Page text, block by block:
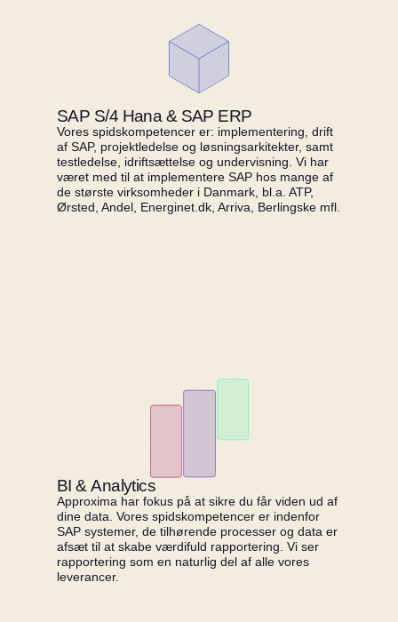
SAP S/4 Hana & SAP ERP
Vores spidskompetencer er: implementering, drift
af SAP, projektledelse og løsningsarkitekter, samt
testledelse, idriftsættelse og undervisning. Vi har
været med til at implementere SAP hos mange af
de største virksomheder i Danmark, bl.a. ATP,
Ørsted, Andel, Energinet.dk, Arriva, Berlingske mfl.
BI & Analytics
Approxima har fokus på at sikre du får viden ud af
dine data. Vores spidskompetencer er indenfor
SAP systemer, de tilhørende processer og data er
afsæt til at skabe værdifuld rapportering. Vi ser
rapportering som en naturlig del af alle vores
leverancer.